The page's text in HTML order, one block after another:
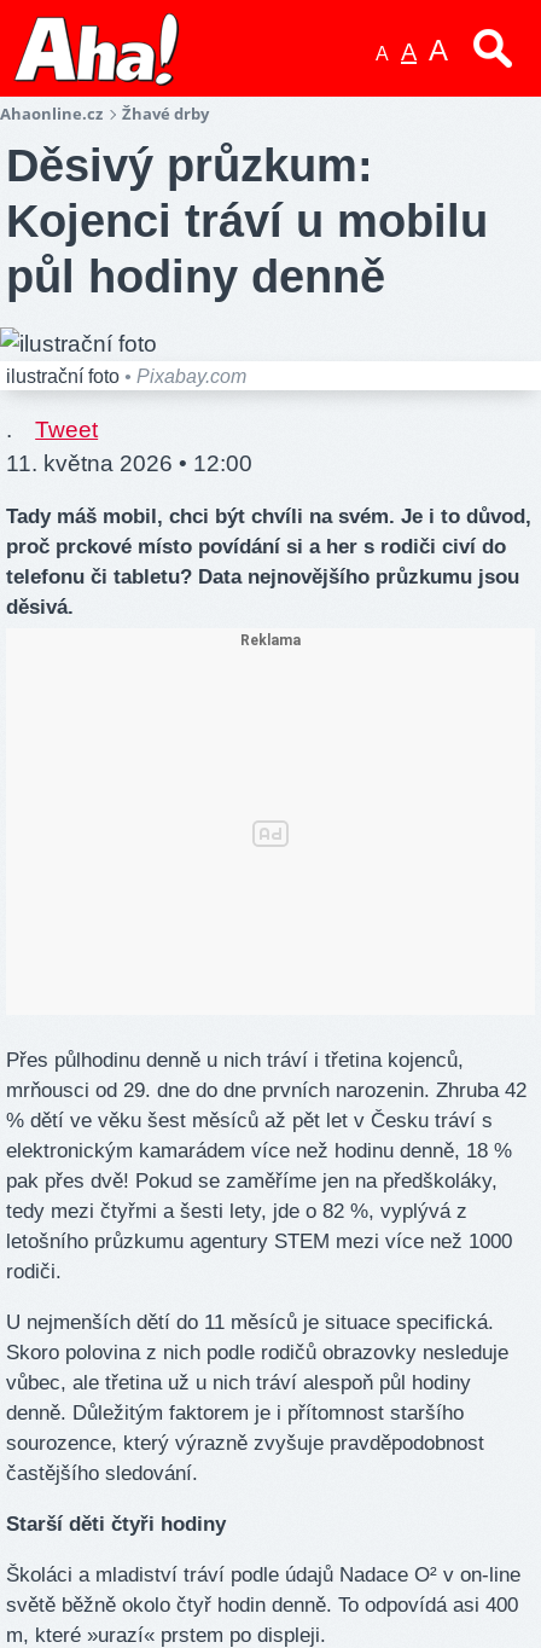
A A A
Ahaonline.cz Žhavé drby
Děsivý průzkum:
Kojenci tráví u mobilu
půl hodiny denně
ilustrační foto • Pixabay.com
.
Tweet
11. května 2026 • 12:00
Tady máš mobil, chci být chvíli na svém. Je i to důvod,
proč prckové místo povídání si a her s rodiči civí do
telefonu či tabletu? Data nejnovějšího průzkumu jsou
děsivá.
Přes půlhodinu denně u nich tráví i třetina kojenců,
mrňousci od 29. dne do dne prvních narozenin. Zhruba 42
% dětí ve věku šest měsíců až pět let v Česku tráví s
elektronickým kamarádem více než hodinu denně, 18 %
pak přes dvě! Pokud se zaměříme jen na předškoláky,
tedy mezi čtyřmi a šesti lety, jde o 82 %, vyplývá z
letošního průzkumu agentury STEM mezi více než 1000
rodiči.
U nejmenších dětí do 11 měsíců je situace specifická.
Skoro polovina z nich podle rodičů obrazovky nesleduje
vůbec, ale třetina už u nich tráví alespoň půl hodiny
denně. Důležitým faktorem je i přítomnost staršího
sourozence, který výrazně zvyšuje pravděpodobnost
častějšího sledování.
Starší děti čtyři hodiny
Školáci a mladiství tráví podle údajů Nadace O² v on-line
světě běžně okolo čtyř hodin denně. To odpovídá asi 400
m, které »urazí« prstem po displeji.